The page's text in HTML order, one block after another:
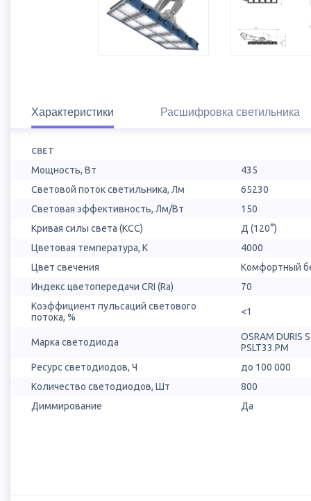
Характеристики Расшифровка светильника
СВЕТ
Мощность, Вт
435
Световой поток светильника, Лм
65230
Световая эффективность, Лм/Вт
150
Кривая силы света (КСС)
Д (120°)
Цветовая температура, К
4000
Цвет свечения
Комфортный
Индекс цветопередачи CRI (Ra)
70
Коэффициент пульсаций светового
потока, %
<1
Марка светодиода
OSRAM DURIS
PSLT33.PM
Ресурс светодиодов, Ч
до 100 000
Количество светодиодов, Шт
800
Диммирование
Да